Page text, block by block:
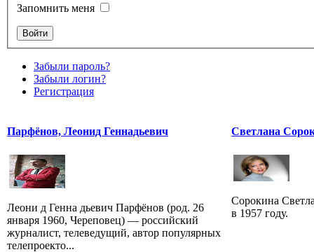
Запомнить меня
Забыли пароль?
Забыли логин?
Регистрация
Парфёнов, Леонид Геннадьевич
Леони д Генна дьевич Парфёнов (род. 26
января 1960, Череповец) — российский
журналист, телеведущий, автор популярных
телепроекто...
Светлана
Сорокина
в 1957 году.